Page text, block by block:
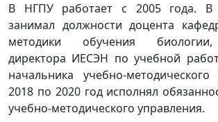
В НГПУ работает с 2005 года. В
занимал должности доцента
методики обучения биологии,
директора ИЕСЭН по учебной
начальника учебно-
2018 по 2020 год исполнял
учебно-методического управления.